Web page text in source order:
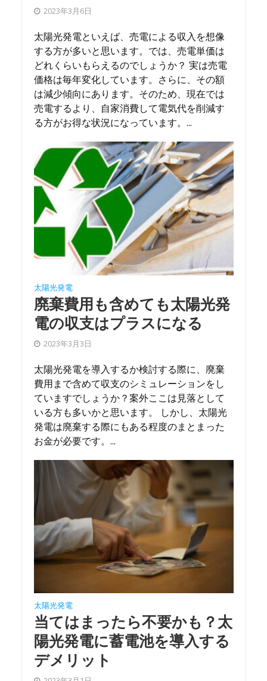
2023年3月6日
太陽光発電といえば、売電による収入を想像
する方が多いと思います。では、売電単価は
どれくらいもらえるのでしょうか？ 実は売電
価格は毎年変化しています。さらに、その額
は減少傾向にあります。そのため、現在では
売電するより、自家消費して電気代を削減す
る方がお得な状況になっています。...
太陽光発電
廃棄費用も含めても太陽光発
電の収支はプラスになる
2023年3月3日
太陽光発電を導入するか検討する際に、廃棄
費用まで含めて収支のシミュレーションをし
ていますでしょうか？案外ここは見落として
いる方も多いかと思います。 しかし、太陽光
発電は廃棄する際にもある程度のまとまった
お金が必要です。...
太陽光発電
当てはまったら不要かも？太
陽光発電に蓄電池を導入する
デメリット